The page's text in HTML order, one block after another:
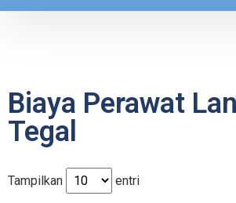
Biaya Perawat
Tegal
Tampilkan entri